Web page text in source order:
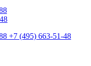
+7 (495) 663-51-48